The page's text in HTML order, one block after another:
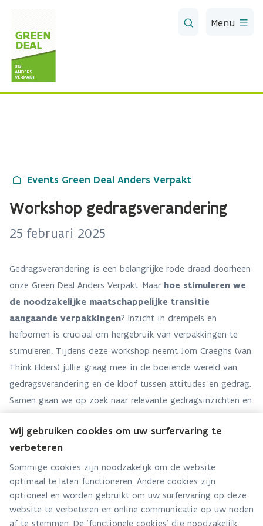
Menu
Events Green Deal Anders Verpakt
Workshop gedragsverandering
25 februari 2025
Gedragsverandering is een belangrijke rode draad doorheen
onze Green Deal Anders Verpakt. Maar hoe stimuleren we
de noodzakelijke maatschappelijke transitie
aangaande verpakkingen? Inzicht in drempels en
hefbomen is cruciaal om hergebruik van verpakkingen te
stimuleren. Tijdens deze workshop neemt Jorn Craeghs (van
Think Elders) jullie graag mee in de boeiende wereld van
gedragsverandering en de kloof tussen attitudes en gedrag.
Samen gaan we op zoek naar relevante gedragsinzichten en
verkennen we hoe deze inzichten de acties binnen de Green
Deal Anders Verpakt kunnen versterken.
Voor wie?
Open voor alle geïnteresseerden.
Waar en wanneer?
Wij gebruiken cookies om uw surfervaring te
verbeteren
Sommige cookies zijn noodzakelijk om de website
optimaal te laten functioneren. Andere cookies zijn
optioneel en worden gebruikt om uw surfervaring op deze
website te verbeteren en online communicatie op uw noden
af te stemmen. De 'functionele cookies' die noodzakelijk